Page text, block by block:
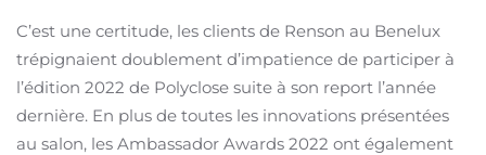
C’est une certitude, les clients de Renson au Benelux
trépignaient doublement d’impatience de participer à
l’édition 2022 de Polyclose suite à son report l’année
dernière. En plus de toutes les innovations présentées
au salon, les Ambassador Awards 2022 ont également